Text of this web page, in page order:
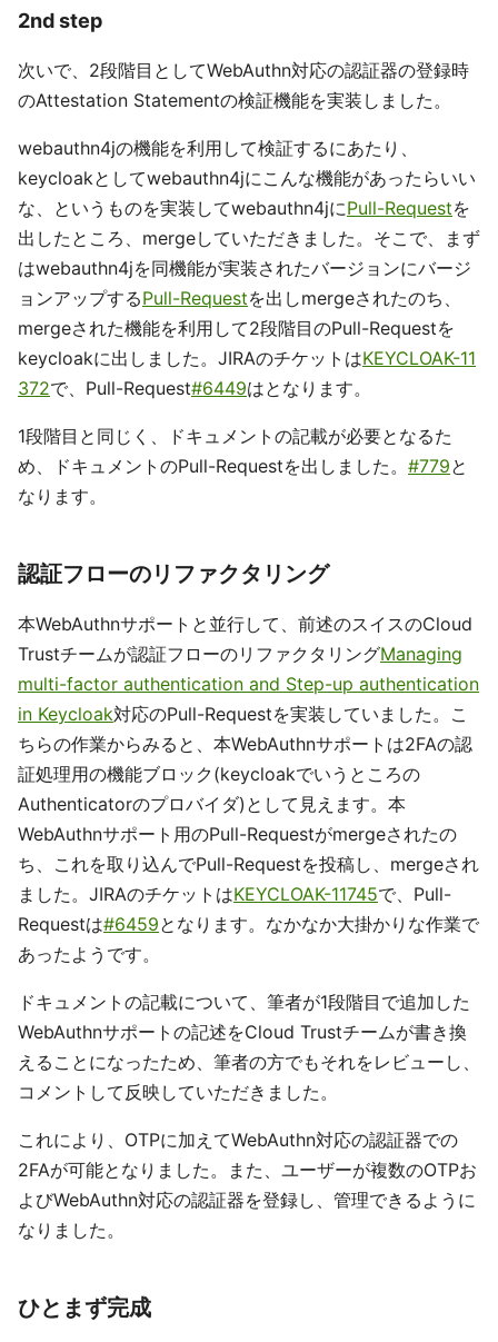
2nd step
次いで、2段階目としてWebAuthn対応の認証器の登録時
のAttestation Statementの検証機能を実装しました。
webauthn4jの機能を利用して検証するにあたり、
keycloakとしてwebauthn4jにこんな機能があったらいい
な、というものを実装してwebauthn4jにPull-Requestを
出したところ、mergeしていただきました。そこで、まず
はwebauthn4jを同機能が実装されたバージョンにバージ
ョンアップするPull-Requestを出しmergeされたのち、
mergeされた機能を利用して2段階目のPull-Requestを
keycloakに出しました。JIRAのチケットはKEYCLOAK-11
372で、Pull-Request#6449はとなります。
1段階目と同じく、ドキュメントの記載が必要となるた
め、ドキュメントのPull-Requestを出しました。 #779と
なります。
認証フローのリファクタリング
本WebAuthnサポートと並行して、前述のスイスのCloud
Trustチームが認証フローのリファクタリングManaging
multi-factor authentication and Step-up authentication
in Keycloak対応のPull-Requestを実装していました。こ
ちらの作業からみると、本WebAuthnサポートは2FAの認
証処理用の機能ブロック(keycloakでいうところの
Authenticatorのプロバイダ)として見えます。本
WebAuthnサポート用のPull-Requestがmergeされたの
ち、これを取り込んでPull-Requestを投稿し、mergeされ
ました。JIRAのチケットはKEYCLOAK-11745で、Pull-
Requestは#6459となります。なかなか大掛かりな作業で
あったようです。
ドキュメントの記載について、筆者が1段階目で追加した
WebAuthnサポートの記述をCloud Trustチームが書き換
えることになったため、筆者の方でもそれをレビューし、
コメントして反映していただきました。
これにより、OTPに加えてWebAuthn対応の認証器での
2FAが可能となりました。また、ユーザーが複数のOTPお
よびWebAuthn対応の認証器を登録し、管理できるように
なりました。
ひとまず完成